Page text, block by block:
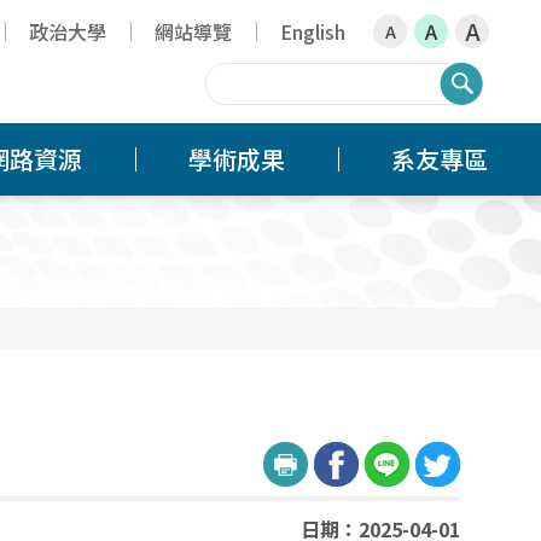
政治大學 網站導覽 English A A A
路資源 學術成果 系友專區
日期：2025-04-01